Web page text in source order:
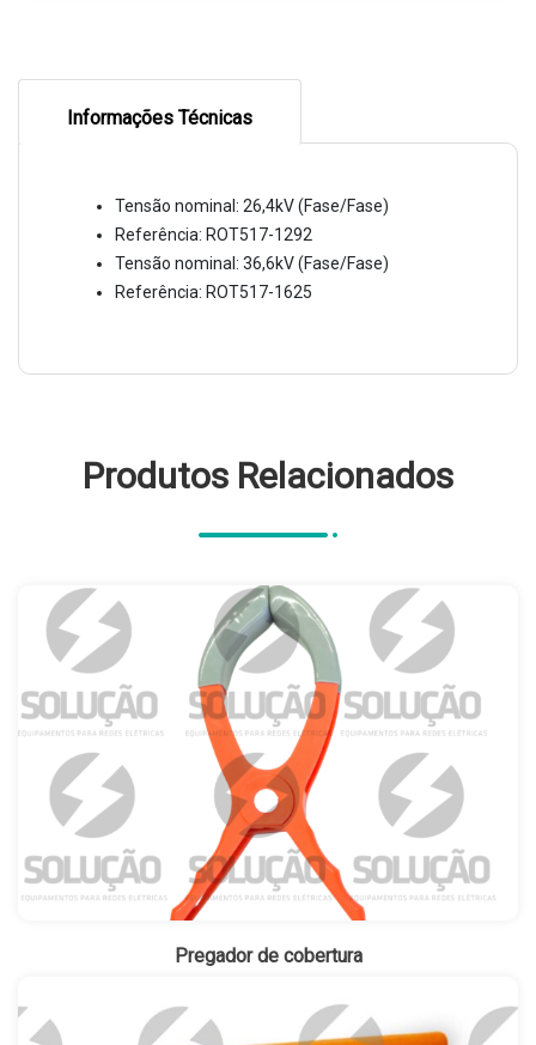
Informações Técnicas
Tensão nominal: 26,4kV (Fase/Fase)
Referência: ROT517-1292
Tensão nominal: 36,6kV (Fase/Fase)
Referência: ROT517-1625
Produtos Relacionados
Pregador de cobertura